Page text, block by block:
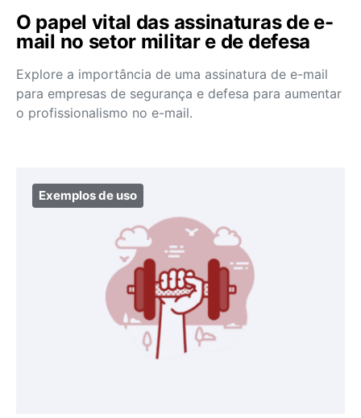
O papel vital das assinaturas de e-
mail no setor militar e de defesa
Explore a importância de uma assinatura de e-mail
para empresas de segurança e defesa para aumentar
o profissionalismo no e-mail.
Exemplos de uso